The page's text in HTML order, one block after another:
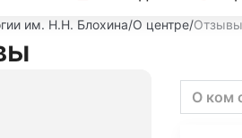
им. Н.Н. Блохина/О центре/Отзывы
О ком